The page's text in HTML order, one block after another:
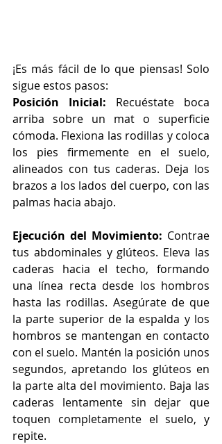
¡Es más fácil de lo que piensas! Solo
sigue estos pasos:
Posición Inicial: Recuéstate boca
arriba sobre un mat o superficie
cómoda. Flexiona las rodillas y coloca
los pies firmemente en el suelo,
alineados con tus caderas. Deja los
brazos a los lados del cuerpo, con las
palmas hacia abajo.
Ejecución del Movimiento: Contrae
tus abdominales y glúteos. Eleva las
caderas hacia el techo, formando
una línea recta desde los hombros
hasta las rodillas. Asegúrate de que
la parte superior de la espalda y los
hombros se mantengan en contacto
con el suelo. Mantén la posición unos
segundos, apretando los glúteos en
la parte alta del movimiento. Baja las
caderas lentamente sin dejar que
toquen completamente el suelo, y
repite.